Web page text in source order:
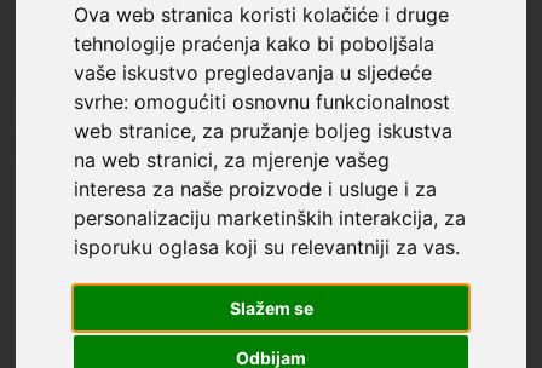
Ova web stranica koristi kolačiće i druge
tehnologije praćenja kako bi poboljšala
vaše iskustvo pregledavanja u sljedeće
svrhe:omogućiti osnovnu funkcionalnost
web stranice, za pružanje boljeg iskustva
na web stranici, za mjerenje vašeg
interesa za naše proizvode i usluge i za
personalizaciju marketinških interakcija, za
isporuku oglasa koji su relevantniji za vas.
Slažem se
Odbijam
SmartOprema Kategorije Spigen Samsung Samsung Z Fold4
Samsung - Samsung Z Fold4
Redoslijed Filter Poslovnica
UŠTEDA
10,90 €